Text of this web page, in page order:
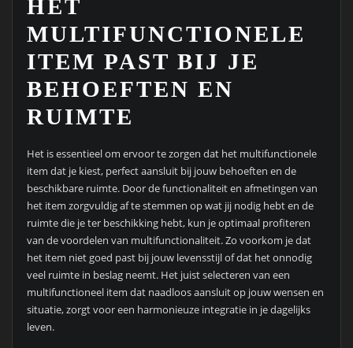
HET
MULTIFUNCTIONELE
ITEM PAST BIJ JE
BEHOEFTEN EN
RUIMTE
Het is essentieel om ervoor te zorgen dat het multifunctionele
item dat je kiest, perfect aansluit bij jouw behoeften en de
beschikbare ruimte. Door de functionaliteit en afmetingen van
het item zorgvuldig af te stemmen op wat jij nodig hebt en de
ruimte die je ter beschikking hebt, kun je optimaal profiteren
van de voordelen van multifunctionaliteit. Zo voorkom je dat
het item niet goed past bij jouw levensstijl of dat het onnodig
veel ruimte in beslag neemt. Het juist selecteren van een
multifunctioneel item dat naadloos aansluit op jouw wensen en
situatie, zorgt voor een harmonieuze integratie in je dagelijks
leven.